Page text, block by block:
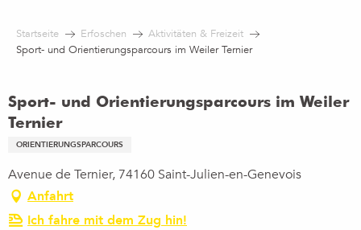
contenu
Startseite Erfoschen
Aktivitäten & Freizeit
Sport- und Orientierungsparcours im Weiler Ternier
Sport- und Orientierungsparcours im Weiler
Ternier
ORIENTIERUNGSPARCOURS
Avenue de Ternier, 74160 Saint-Julien-en-Genevois
Anfahrt
Ich fahre mit dem Zug hin!